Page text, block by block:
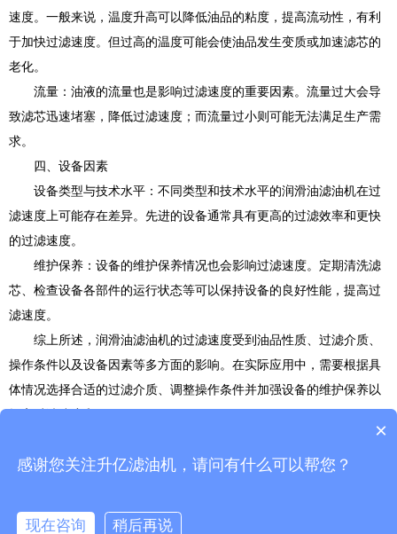
速度。一般来说，温度升高可以降低油品的粘度，提高流动性，有利
于加快过滤速度。但过高的温度可能会使油品发生变质或加速滤芯的
老化。
流量：油液的流量也是影响过滤速度的重要因素。流量过大会导
致滤芯迅速堵塞，降低过滤速度；而流量过小则可能无法满足生产需
求。
四、设备因素
设备类型与技术水平：不同类型和技术水平的润滑油滤油机在过
滤速度上可能存在差异。先进的设备通常具有更高的过滤效率和更快
的过滤速度。
维护保养：设备的维护保养情况也会影响过滤速度。定期清洗滤
芯、检查设备各部件的运行状态等可以保持设备的良好性能，提高过
滤速度。
综上所述，润滑油滤油机的过滤速度受到油品性质、过滤介质、
操作条件以及设备因素等多方面的影响。在实际应用中，需要根据具
体情况选择合适的过滤介质、调整操作条件并加强设备的维护保养以
上一篇：离心式滤油机的安装步骤是什么呀...
×
感谢您关注升亿滤油机，请问有什么可以帮您？
现在咨询 稍后再说